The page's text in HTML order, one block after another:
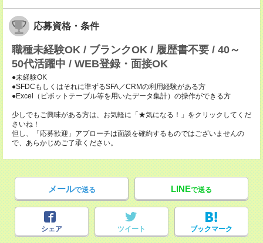
応募資格・条件
職種未経験OK / ブランクOK / 履歴書不要 / 40～
50代活躍中 / WEB登録・面接OK
●未経験OK
●SFDCもしくはそれに準ずるSFA／CRMの利用経験がある方
●Excel（ピボットテーブル等を用いたデータ集計）の操作ができる方
少しでもご興味がある方は、お気軽に「★気になる！」をクリックしてくだ
さいね！
但し、「応募歓迎」アプローチは面談を確約するものではございませんの
で、あらかじめご了承ください。
メールで送る LINEで送る
シェア ツイート ブックマーク